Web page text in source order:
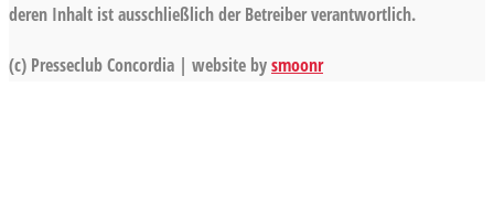
deren Inhalt ist ausschließlich der Betreiber verantwortlich.
(c) Presseclub Concordia | website bysmoonr